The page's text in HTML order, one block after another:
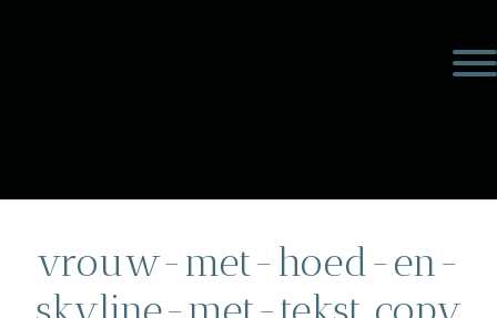
vrouw-met-hoed-en-